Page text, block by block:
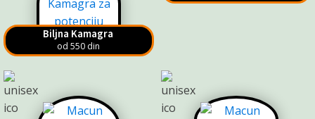
Biljna Kamagra
od 550 din